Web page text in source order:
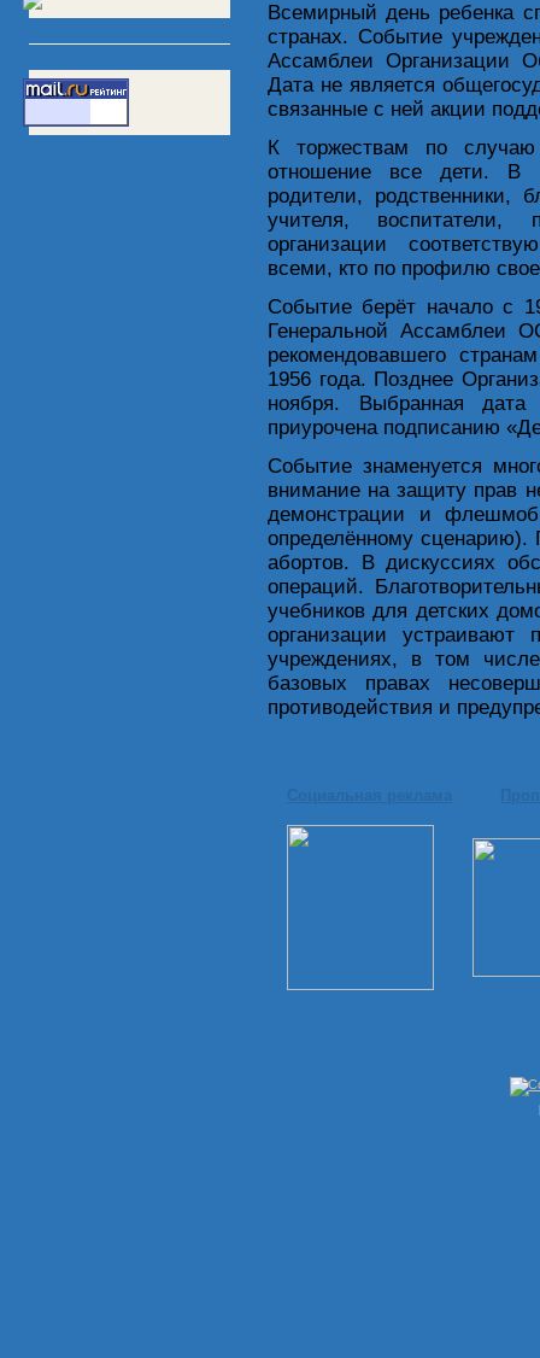
Всемирный день ребенка
странах. Событие
Ассамблеи Организации
Дата не является
связанные с ней акции
К торжествам по
отношение все дети. В
родители, родственники,
учителя, воспитатели,
организации
всеми, кто по профилю
Событие берёт начало с
Генеральной Ассамблеи
рекомендовавшего
1956 года. Позднее
ноября. Выбранная
приурочена подписанию
Событие знаменуется
внимание на защиту прав
демонстрации и
определённому сценарию).
абортов. В дискуссиях
операций.
учебников для детских
организации устраивают
учреждениях, в том
базовых правах
противодействия и